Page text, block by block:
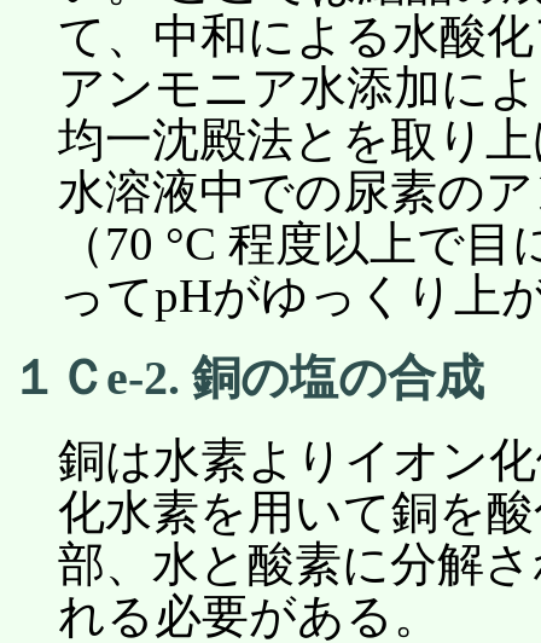
て、中和による水酸
アンモニア水添加に
均一沈殿法とを取り
水溶液中での尿素の
（70 °C 程度以上で
ってpHがゆっくり上
１Ｃe-2. 銅の塩の合成
銅は水素よりイオン
化水素を用いて銅を
部、水と酸素に分解
れる必要がある。